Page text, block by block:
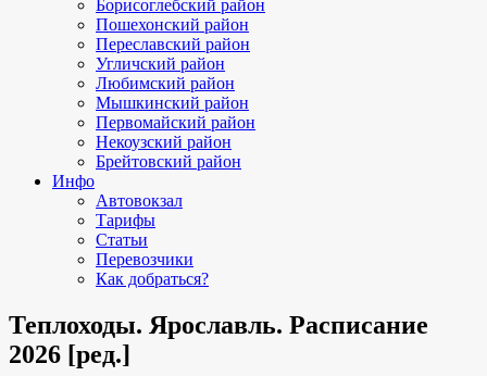
Борисоглебский район
Пошехонский район
Переславский район
Угличский район
Любимский район
Мышкинский район
Первомайский район
Некоузский район
Брейтовский район
Инфо
Автовокзал
Тарифы
Статьи
Перевозчики
Как добраться?
Теплоходы. Ярославль. Расписание
2026 [ред.]